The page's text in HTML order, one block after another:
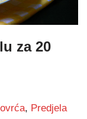
za 20
, Predjela